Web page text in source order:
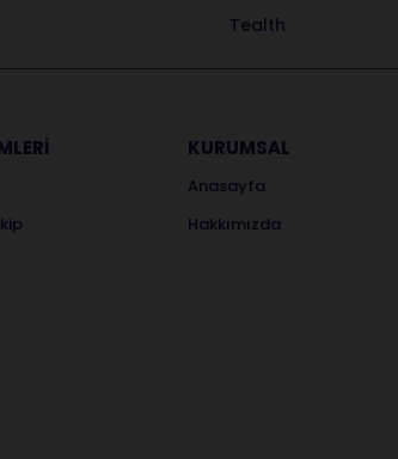
Tealth
KURUMSAL
Anasayfa
Hakkımızda